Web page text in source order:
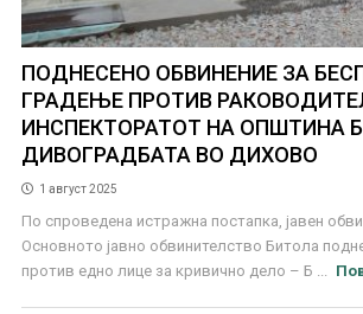
ПОДНЕСЕНО ОБВИНЕНИЕ ЗА
ГРАДЕЊЕ ПРОТИВ
ИНСПЕКТОРАТОТ НА ОПШТИНА
ДИВОГРАДБАТА ВО ДИХОВО
1 август 2025
По спроведена истражна постапка, јавен
Основното јавно обвинителство Битола
против едно лице за кривично дело – Б ...